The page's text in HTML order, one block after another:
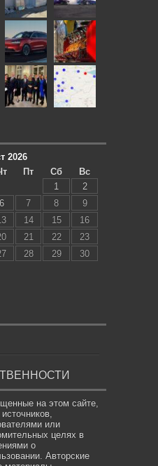
2026
Пт Сб
Вс
1
2
6 7 8
9
14 15
16
21 22
23
28 29
30
на этом сайте,
или
целях в
о
Авторские